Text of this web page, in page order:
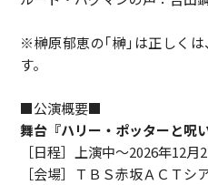
※榊原郁恵の｢榊｣は正しく
す。
■公演概要■
舞台『ハリー・ポッターと呪い
［日程］上演中～2026年12月
［会場］ＴＢＳ赤坂ＡＣＴシ